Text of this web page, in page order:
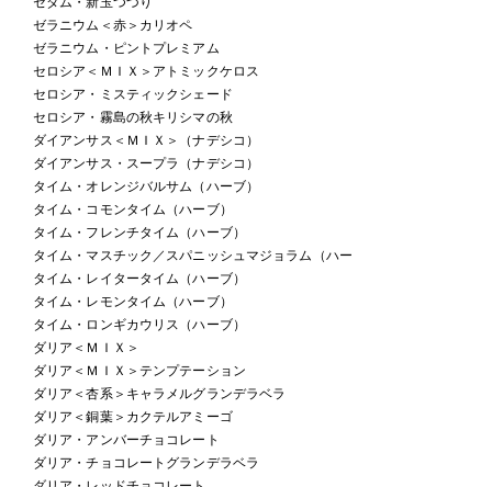
ゼラニウム＜赤＞カリオペ
ゼラニウム・ピントプレミアム
セロシア＜ＭＩＸ＞アトミックケロス
セロシア・ミスティックシェード
セロシア・霧島の秋キリシマの秋
ダイアンサス＜ＭＩＸ＞（ナデシコ）
ダイアンサス・スープラ（ナデシコ）
タイム・オレンジバルサム（ハーブ）
タイム・コモンタイム（ハーブ）
タイム・フレンチタイム（ハーブ）
タイム・マスチック／スパニッシュマジョラム（ハー
タイム・レイタータイム（ハーブ）
タイム・レモンタイム（ハーブ）
タイム・ロンギカウリス（ハーブ）
ダリア＜ＭＩＸ＞
ダリア＜ＭＩＸ＞テンプテーション
ダリア＜杏系＞キャラメルグランデラベラ
ダリア＜銅葉＞カクテルアミーゴ
ダリア・アンバーチョコレート
ダリア・チョコレートグランデラベラ